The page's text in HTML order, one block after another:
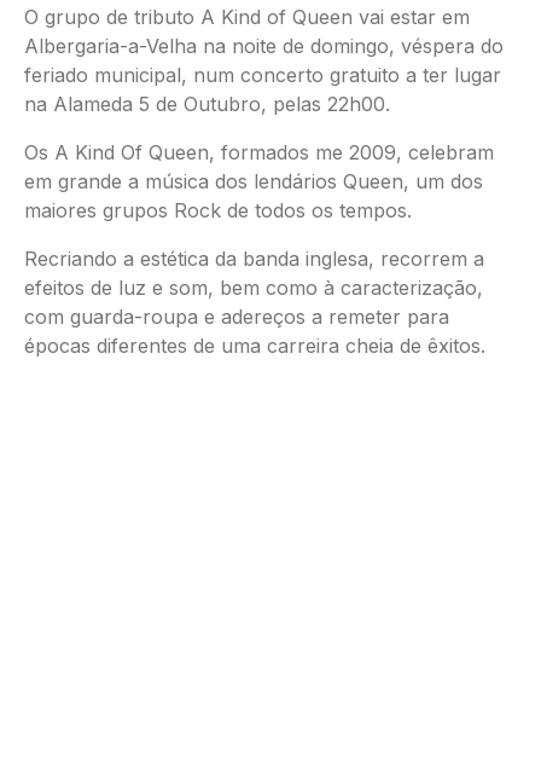
O grupo de tributo A Kind of Queen vai estar em
Albergaria-a-Velha na noite de domingo, véspera do
feriado municipal, num concerto gratuito a ter lugar
na Alameda 5 de Outubro, pelas 22h00.
Os A Kind Of Queen, formados me 2009, celebram
em grande a música dos lendários Queen, um dos
maiores grupos Rock de todos os tempos.
Recriando a estética da banda inglesa, recorrem a
efeitos de luz e som, bem como à caracterização,
com guarda-roupa e adereços a remeter para
épocas diferentes de uma carreira cheia de êxitos.